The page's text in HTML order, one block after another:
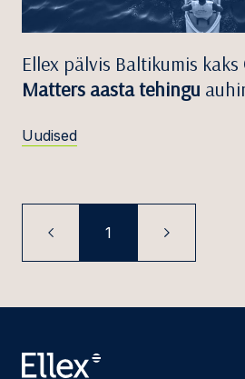
Ellex pälvis Baltikumis kaks
Matters aasta tehingu
Uudised
1